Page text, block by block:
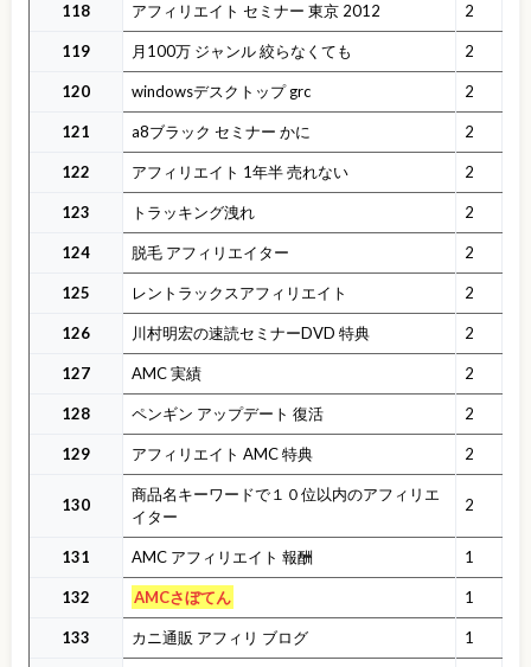
118 アフィリエイト セミナー 東京 2012 2
119 月100万 ジャンル 絞らなくても 2
120 windowsデスクトップ grc 2
121 a8ブラック セミナー かに 2
122 アフィリエイト 1年半 売れない 2
123 トラッキング洩れ 2
124 脱毛 アフィリエイター 2
125 レントラックスアフィリエイト 2
126 川村明宏の速読セミナーDVD 特典 2
127 AMC 実績 2
128 ペンギン アップデート 復活 2
129 アフィリエイト AMC 特典 2
130
商品名キーワードで１０位以内のアフィリエ
イター
2
131 AMC アフィリエイト 報酬 1
132 AMCさぼてん 1
133 カニ通販 アフィリ ブログ 1